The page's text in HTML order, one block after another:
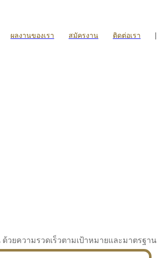
ผลงานของเรา สมัครงาน ติดต่อเรา |
ยความรวดเร็วตามเป้าหมายและมาตรฐาน